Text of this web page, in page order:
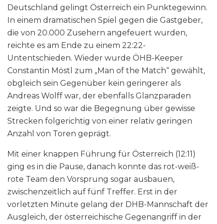
Deutschland gelingt Österreich ein Punktegewinn.
In einem dramatischen Spiel gegen die Gastgeber,
die von 20.000 Zusehern angefeuert wurden,
reichte es am Ende zu einem 22:22-
Untentschieden. Wieder wurde ÖHB-Keeper
Constantin Möstl zum „Man of the Match“ gewählt,
obgleich sein Gegenüber kein geringerer als
Andreas Wolff war, der ebenfalls Glanzparaden
zeigte. Und so war die Begegnung über gewisse
Strecken folgerichtig von einer relativ geringen
Anzahl von Toren geprägt.
Mit einer knappen Führung für Österreich (12:11)
ging es in die Pause, danach konnte das rot-weiß-
rote Team den Vorsprung sogar ausbauen,
zwischenzeitlich auf fünf Treffer. Erst in der
vorletzten Minute gelang der DHB-Mannschaft der
Ausgleich, der österreichische Gegenangriff in der